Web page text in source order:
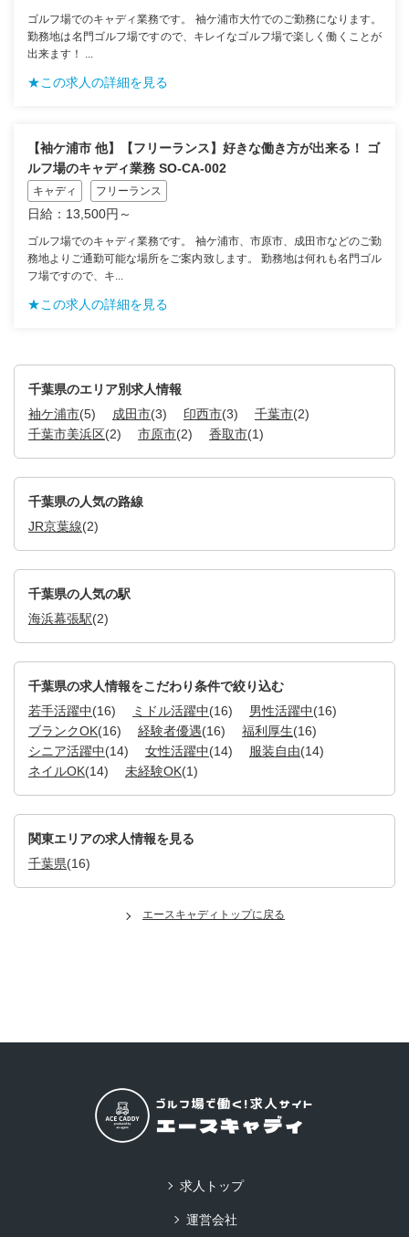
ゴルフ場でのキャディ業務です。 袖ケ浦市大竹でのご勤務になります。
勤務地は名門ゴルフ場ですので、キレイなゴルフ場で楽しく働くことが
出来ます！ ...
★この求人の詳細を見る
【袖ケ浦市 他】【フリーランス】好きな働き方が出来る！ ゴ
ルフ場のキャディ業務 SO-CA-002
キャディ フリーランス
日給：13,500円～
ゴルフ場でのキャディ業務です。 袖ケ浦市、市原市、成田市などのご勤
務地よりご通勤可能な場所をご案内致します。 勤務地は何れも名門ゴル
フ場ですので、キ...
★この求人の詳細を見る
千葉県のエリア別求人情報
袖ケ浦市(5) 成田市(3) 印西市(3) 千葉市(2)
千葉市美浜区(2) 市原市(2) 香取市(1)
千葉県の人気の路線
JR京葉線(2)
千葉県の人気の駅
海浜幕張駅(2)
千葉県の求人情報をこだわり条件で絞り込む
若手活躍中(16) ミドル活躍中(16) 男性活躍中(16)
ブランクOK(16) 経験者優遇(16) 福利厚生(16)
シニア活躍中(14) 女性活躍中(14) 服装自由(14)
ネイルOK(14) 未経験OK(1)
関東エリアの求人情報を見る
千葉県(16)
エースキャディトップに戻る
求人トップ
運営会社